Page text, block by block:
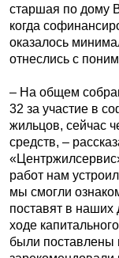
старшая по дому
когда
оказалось
отнеслись с
– На общем
32 за участие в
жильцов, сейчас
средств, –
работ нам
мы смогли
поставят в наших
ходе
были